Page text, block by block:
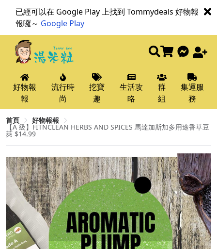
已經可以在 Google Play 上找到 Tommydeals 好物報
報囉～ Google Play
好物報
報
流行時
尚
挖寶
趣
生活攻
略
群
組
集運服
務
首頁 好物報報
【A 級】FITNCLEAN HERBS AND SPICES 馬達加斯加多用途香草豆
莢 $14.99